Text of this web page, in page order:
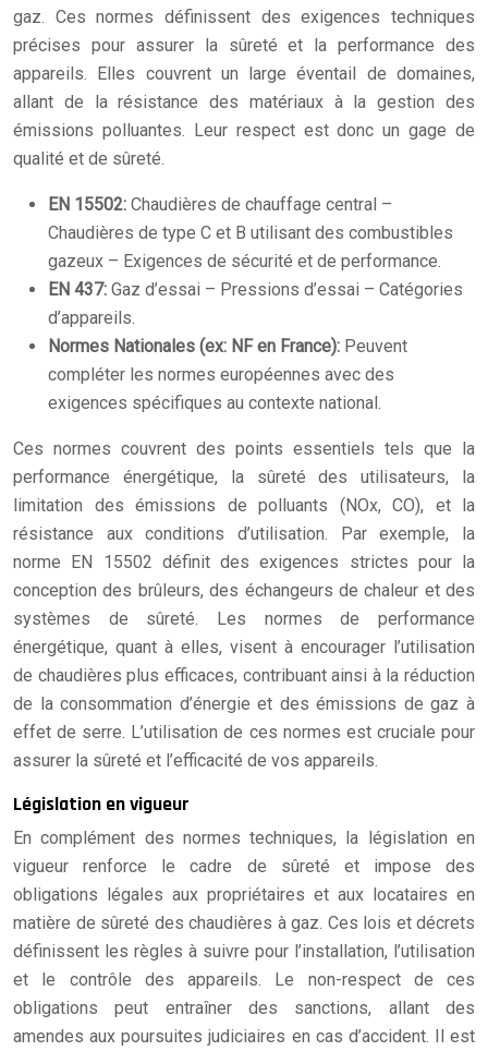
gaz. Ces normes définissent des exigences techniques
précises pour assurer la sûreté et la performance des
appareils. Elles couvrent un large éventail de domaines,
allant de la résistance des matériaux à la gestion des
émissions polluantes. Leur respect est donc un gage de
qualité et de sûreté.
EN 15502: Chaudières de chauffage central –
Chaudières de type C et B utilisant des combustibles
gazeux – Exigences de sécurité et de performance.
EN 437: Gaz d’essai – Pressions d’essai – Catégories
d’appareils.
Normes Nationales (ex: NF en France): Peuvent
compléter les normes européennes avec des
exigences spécifiques au contexte national.
Ces normes couvrent des points essentiels tels que la
performance énergétique, la sûreté des utilisateurs, la
limitation des émissions de polluants (NOx, CO), et la
résistance aux conditions d’utilisation. Par exemple, la
norme EN 15502 définit des exigences strictes pour la
conception des brûleurs, des échangeurs de chaleur et des
systèmes de sûreté. Les normes de performance
énergétique, quant à elles, visent à encourager l’utilisation
de chaudières plus efficaces, contribuant ainsi à la réduction
de la consommation d’énergie et des émissions de gaz à
effet de serre. L’utilisation de ces normes est cruciale pour
assurer la sûreté et l’efficacité de vos appareils.
Législation en vigueur
En complément des normes techniques, la législation en
vigueur renforce le cadre de sûreté et impose des
obligations légales aux propriétaires et aux locataires en
matière de sûreté des chaudières à gaz. Ces lois et décrets
définissent les règles à suivre pour l’installation, l’utilisation
et le contrôle des appareils. Le non-respect de ces
obligations peut entraîner des sanctions, allant des
amendes aux poursuites judiciaires en cas d’accident. Il est